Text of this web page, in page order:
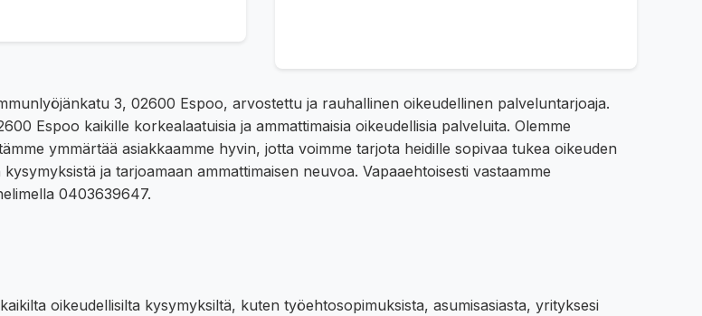
3, 02600 Espoo, arvostettu ja rauhallinen oikeudellinen palveluntarjoaja.
Espoo kaikille korkealaatuisia ja ammattimaisia oikeudellisia palveluita. Olemme
ymmärtää asiakkaamme hyvin, jotta voimme tarjota heidille sopivaa tukea oikeuden
ja tarjoamaan ammattimaisen neuvoa. Vapaaehtoisesti vastaamme
0403639647.
oikeudellisilta kysymyksiltä, kuten työehtosopimuksista, asumisasiasta, yrityksesi